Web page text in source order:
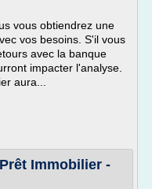
vous obtiendrez une
vos besoins. S'il vous
avec la banque
impacter l'analyse.
aura...
Immobilier -